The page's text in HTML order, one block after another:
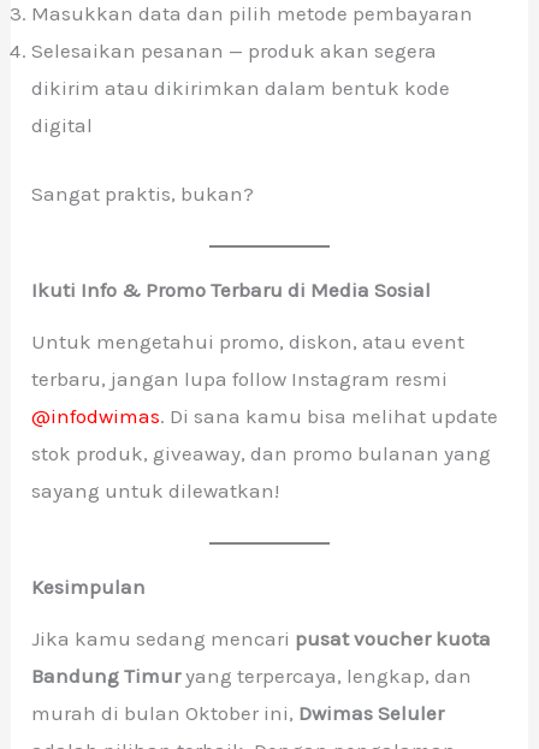
Masukkan data dan pilih metode pembayaran
Selesaikan pesanan — produk akan segera
dikirim atau dikirimkan dalam bentuk kode
digital
Sangat praktis, bukan?
Ikuti Info & Promo Terbaru di Media Sosial
Untuk mengetahui promo, diskon, atau event
terbaru, jangan lupa follow Instagram resmi
@infodwimas. Di sana kamu bisa melihat update
stok produk, giveaway, dan promo bulanan yang
sayang untuk dilewatkan!
Kesimpulan
Jika kamu sedang mencari pusat voucher kuota
Bandung Timuryang terpercaya, lengkap, dan
murah di bulan Oktober ini, Dwimas Seluler